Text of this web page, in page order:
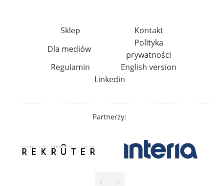
Sklep
Kontakt
Dla mediów
Polityka
prywatności
Regulamin
English version
Linkedin
Partnerzy: